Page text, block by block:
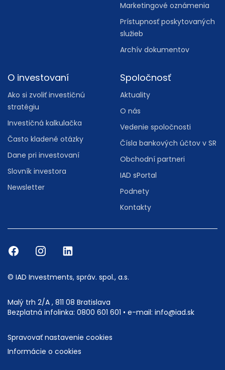
Marketingové oznámenia
Prístupnosť poskytovaných
služieb
Archív dokumentov
O investovaní
Ako si zvoliť investičnú
stratégiu
Investičná kalkulačka
Často kladené otázky
Dane pri investovaní
Slovník investora
Newsletter
Spoločnosť
Aktuality
O nás
Vedenie spoločnosti
Čísla bankových účtov v SR
Obchodní partneri
IAD sPortal
Podnety
Kontakty
© IAD Investments, správ. spol., a.s.
Malý trh 2/A , 811 08 Bratislava
Bezplatná infolinka: 0800 601 601 • e-mail: info@iad.sk
Spravovať nastavenie cookies
Informácie o cookies